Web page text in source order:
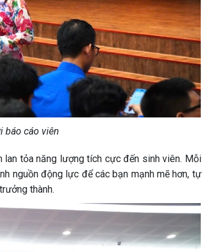
báo cáo viên
lan tỏa năng lượng tích cực đến sinh viên. Mỗi
nguồn động lực để các bạn mạnh mẽ hơn, tự
thành.